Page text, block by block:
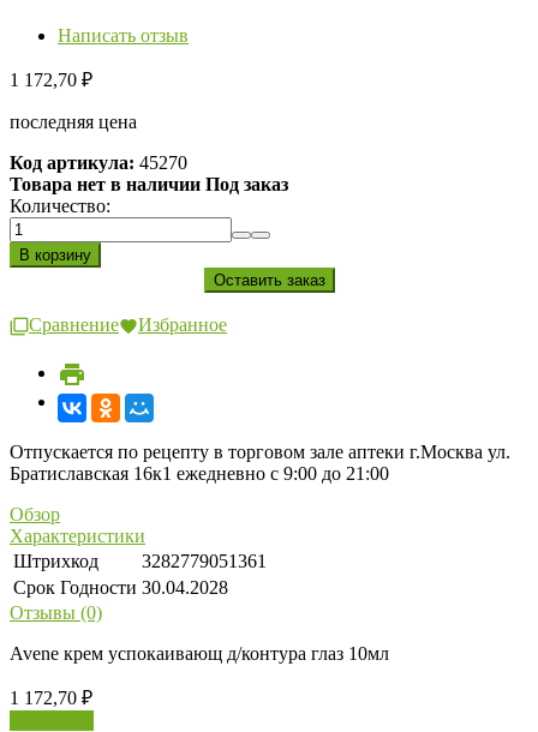
Написать отзыв
1 172,70 ₽
последняя цена
Код артикула: 45270
Товара нет в наличии Под заказ
Количество:
Сравнение Избранное
Отпускается по рецепту в торговом зале аптеки г.Москва ул.
Братиславская 16к1 ежедневно с 9:00 до 21:00
Обзор
Характеристики
Штрихкод
3282779051361
Срок Годности 30.04.2028
Отзывы (0)
Avene крем успокаивающ д/контура глаз 10мл
1 172,70 ₽